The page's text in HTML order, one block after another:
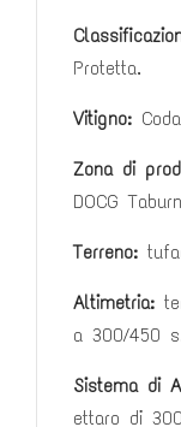
Protetta.
Vitigno:
Zona di
DOCG
Terreno:
Altimetria:
a 300/450
Sistema di
ettaro di